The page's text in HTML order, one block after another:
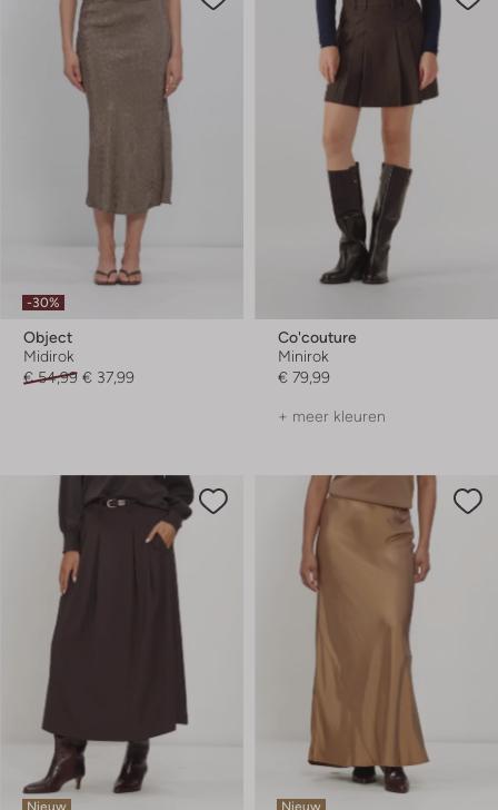
-30%
Object
Midirok
€ 54,99 € 37,99
Co'couture
Minirok
€ 79,99
+ meer kleuren
Nieuw Nieuw